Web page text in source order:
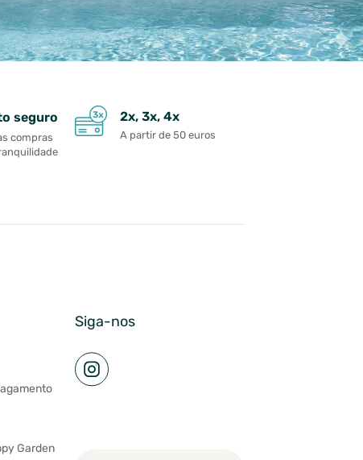
seguro
compras
2x, 3x, 4x
A partir de 50 euros
Garden
Siga-nos